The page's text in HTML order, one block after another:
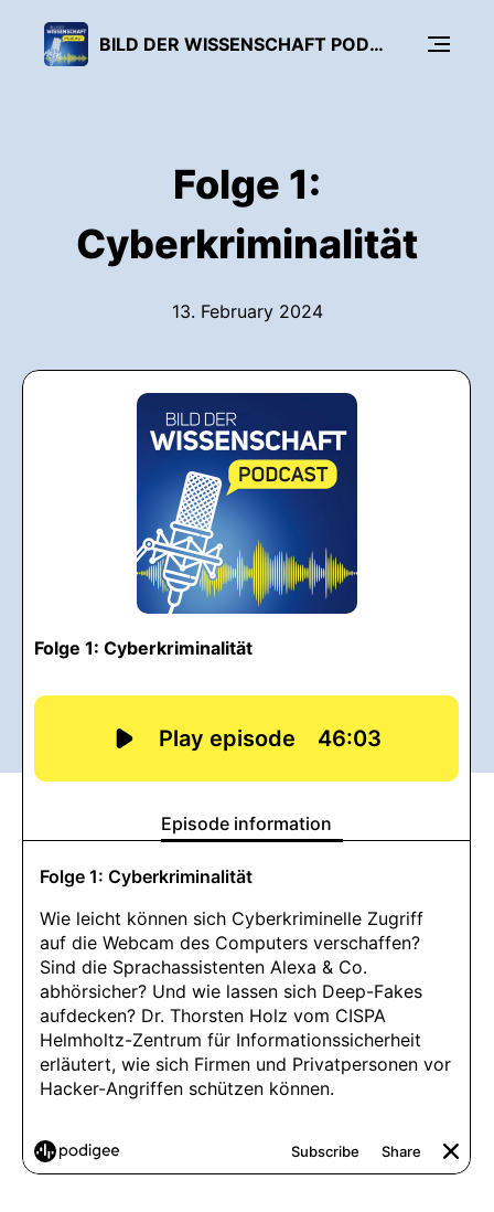
BILD DER WISSENSCHAFT PODCAST
Folge 1:
Cyberkriminalität
13. February 2024